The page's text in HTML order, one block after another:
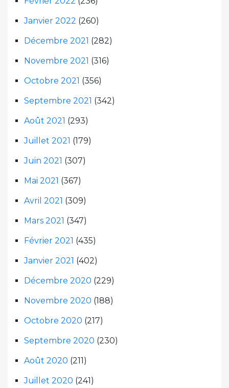
Janvier 2022 (260)
Décembre 2021 (282)
Novembre 2021 (316)
Octobre 2021 (356)
Septembre 2021 (342)
Août 2021 (293)
Juillet 2021 (179)
Juin 2021 (307)
Mai 2021 (367)
Avril 2021 (309)
Mars 2021 (347)
Février 2021 (435)
Janvier 2021 (402)
Décembre 2020 (229)
Novembre 2020 (188)
Octobre 2020 (217)
Septembre 2020 (230)
Août 2020 (211)
Juillet 2020 (241)